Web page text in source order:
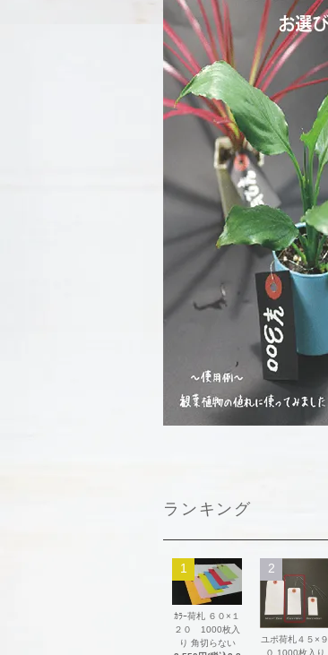
ランキング
1
ｶﾗｰ荷札 ６０×１
２０ 1000枚入
り 角切らない
2
ユポ荷札４５×９
０ 1000枚入り